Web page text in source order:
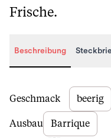
Frische.
Beschreibung
Beschreibung
Geschmack beerig
Ausbau Barrique